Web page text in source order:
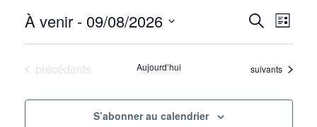
et
Recherche
de
Liste
À venir - 09/08/2026
date.Évènements
précédents Aujourd’hui Évènements
suivants
S’abonner au calendrier